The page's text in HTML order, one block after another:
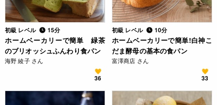
初級 レベル 15分
ホームベーカリーで簡単 緑茶
のブリオッシュふんわり食パン
海野 綾子 さん
36
初級 レベル 10分
ホームベーカリーで簡単!白神こ
だま酵母の基本の食パン
富澤商店 さん
33